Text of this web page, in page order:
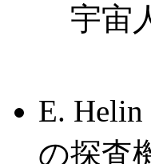
宇宙
E.
の探査